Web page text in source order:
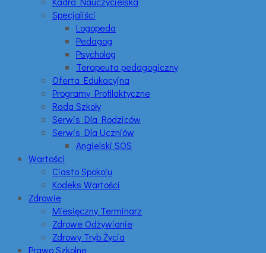
Specjaliści
Logopeda
Pedagog
Psycholog
Terapeuta pedagogiczny
Oferta Edukacyjna
Programy Profilaktyczne
Rada Szkoły
Serwis Dla Rodziców
Serwis Dla Uczniów
Angielski SOS
Wartości
Ciasto Spokoju
Kodeks Wartości
Zdrowie
Miesięczny Terminarz
Zdrowe Odżywianie
Zdrowy Tryb Życia
Prawo Szkolne